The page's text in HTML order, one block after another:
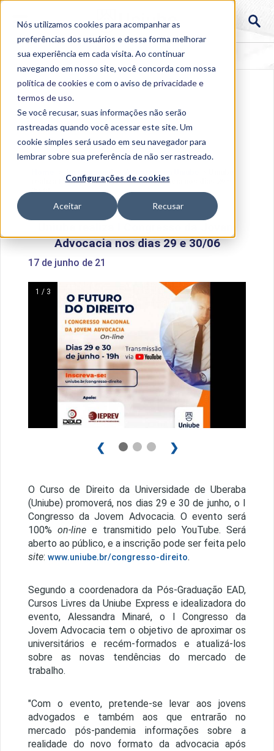
Nós utilizamos cookies para acompanhar as
preferências dos usuários e dessa forma melhorar
sua experiência em cada visita. Ao continuar
navegando em nosso site, você concorda com nossa
política de cookies e com o aviso deprivacidade e
termos de uso.
Se você recusar, suas informações não serão
rastreadas quando você acessar este site. Um
cookie simples será usado em seu navegador para
lembrar sobre sua preferência de não ser rastreado.
Configurações de cookies
Aceitar Recusar
realiza I Congresso da Jovem Advocacia nos dias 29 e
30/06
Advocacia nos dias 29 e 30/06
17 de junho de 21
1 / 3
❮ ❯
O Curso de Direito da Universidade de Uberaba
(Uniube) promoverá, nos dias 29 e 30 de junho, o I
Congresso da Jovem Advocacia. O evento será
100% on-linee transmitido pelo YouTube. Será
aberto ao público, e a inscrição pode ser feita pelo
site: www.uniube.br/congresso-direito.
Segundo a coordenadora da Pós-Graduação EAD,
Cursos Livres da Uniube Express e idealizadora do
evento, Alessandra Minaré, o I Congresso da
Jovem Advocacia tem o objetivo de aproximar os
universitários e recém-formados e atualizá-los
sobre as novas tendências do mercado de
trabalho.
"Com o evento, pretende-se levar aos jovens
advogados e também aos que entrarão no
mercado pós-pandemia informações sobre a
realidade do novo formato da advocacia após